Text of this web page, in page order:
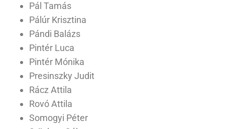
Pál Tamás
Pálúr Krisztina
Pándi Balázs
Pintér Luca
Pintér Mónika
Presinszky Judit
Rácz Attila
Rovó Attila
Somogyi Péter